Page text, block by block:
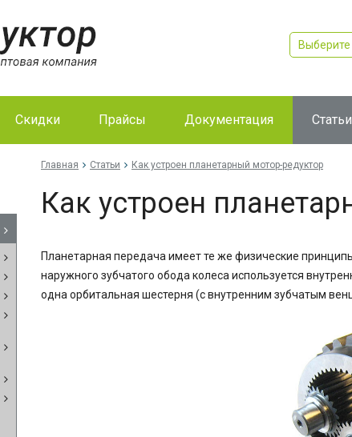
Скидки Прайсы Документация Статьи
Главная Статьи Как устроен планетарный мотор-редуктор
Как устроен
Планетарная передача имеет те же физические
наружного зубчатого обода колеса используется
одна орбитальная шестерня (с внутренним зубчатым